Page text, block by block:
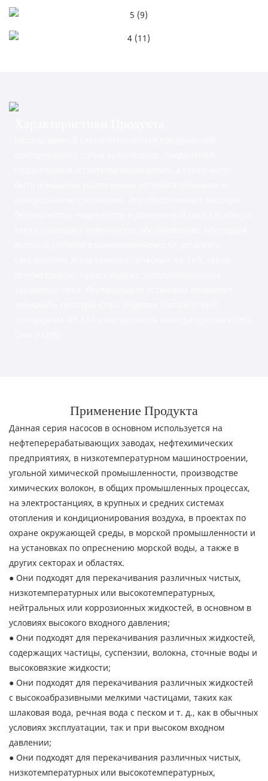
Применение Продукта
Данная серия насосов в основном используется на
нефтеперерабатывающих заводах, нефтехимических
предприятиях, в низкотемпературном машиностроении,
угольной химической промышленности, производстве
химических волокон, в общих промышленных процессах,
на электростанциях, в крупных и средних системах
отопления и кондиционирования воздуха, в проектах по
охране окружающей среды, в морской промышленности и
на установках по опреснению морской воды, а также в
других секторах и областях.
● Они подходят для перекачивания различных чистых,
низкотемпературных или высокотемпературных,
нейтральных или коррозионных жидкостей, в основном в
условиях высокого входного давления;
● Они подходят для перекачивания различных жидкостей,
содержащих частицы, суспензии, волокна, сточные воды и
высоковязкие жидкости;
● Они подходят для перекачивания различных жидкостей
с высокоабразивными мелкими частицами, таких как
шлаковая вода, речная вода с песком и т. д., как в обычных
условиях эксплуатации, так и при высоком входном
давлении;
● Они подходят для перекачивания различных чистых,
низкотемпературных или высокотемпературных,